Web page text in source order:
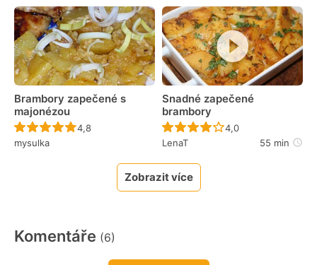
Brambory zapečené s
majonézou
Recept ještě nebyl hodnocen
4,8
mysulka
Snadné zapečené
brambory
Recept ještě nebyl
4,0
LenaT
55 min
Zobrazit více
Komentáře (6)